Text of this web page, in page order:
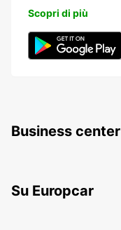
Scopri di più
Business center
Su Europcar